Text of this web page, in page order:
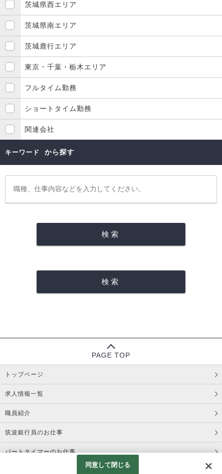
茨城県西エリア
茨城県南エリア
茨城鹿行エリア
東京・千葉・栃木エリア
フルタイム勤務
ショートタイム勤務
関連会社
キーワード から探す
PAGE TOP
トップページ
求人情報一覧
職員紹介
筑波銀行員のお仕事
パートタイマーのお仕事
同意して閉じる